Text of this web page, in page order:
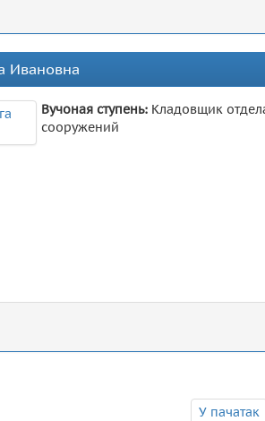
Ивановна
Вучоная ступень: Кладовщик
сооружений
У пачатак